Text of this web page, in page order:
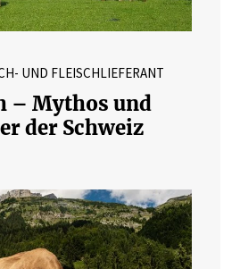
UND FLEISCHLIEFERANT
– Mythos und
der Schweiz